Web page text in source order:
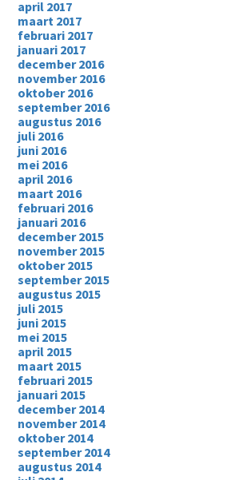
april 2017
maart 2017
februari 2017
januari 2017
december 2016
november 2016
oktober 2016
september 2016
augustus 2016
juli 2016
juni 2016
mei 2016
april 2016
maart 2016
februari 2016
januari 2016
december 2015
november 2015
oktober 2015
september 2015
augustus 2015
juli 2015
juni 2015
mei 2015
april 2015
maart 2015
februari 2015
januari 2015
december 2014
november 2014
oktober 2014
september 2014
augustus 2014